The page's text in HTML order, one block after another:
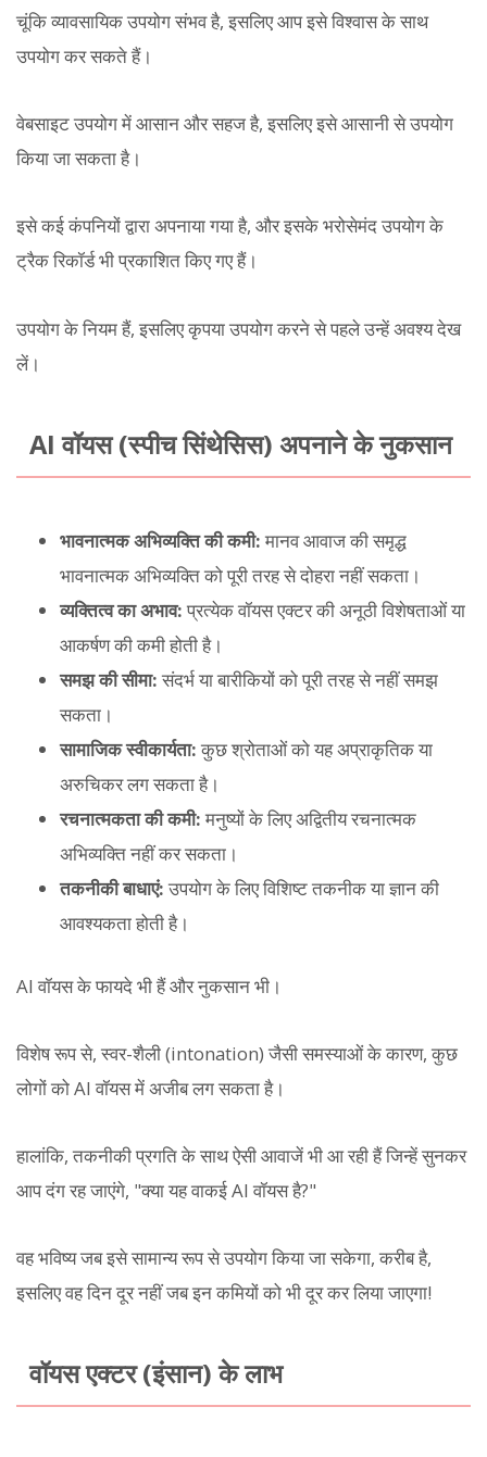
चूंकि व्यावसायिक उपयोग संभव है, इसलिए आप इसे विश्वास के साथ
उपयोग कर सकते हैं।
वेबसाइट उपयोग में आसान और सहज है, इसलिए इसे आसानी से उपयोग
किया जा सकता है।
इसे कई कंपनियों द्वारा अपनाया गया है, और इसके भरोसेमंद उपयोग के
ट्रैक रिकॉर्ड भी प्रकाशित किए गए हैं।
उपयोग के नियम हैं, इसलिए कृपया उपयोग करने से पहले उन्हें अवश्य देख
लें।
AI वॉयस (स्पीच सिंथेसिस) अपनाने के नुकसान
भावनात्मक अभिव्यक्ति की कमी:मानव आवाज की समृद्ध
भावनात्मक अभिव्यक्ति को पूरी तरह से दोहरा नहीं सकता।
व्यक्तित्व का अभाव:प्रत्येक वॉयस एक्टर की अनूठी विशेषताओं या
आकर्षण की कमी होती है।
समझ की सीमा:संदर्भ या बारीकियों को पूरी तरह से नहीं समझ
सकता।
सामाजिक स्वीकार्यता:कुछ श्रोताओं को यह अप्राकृतिक या
अरुचिकर लग सकता है।
रचनात्मकता की कमी:मनुष्यों के लिए अद्वितीय रचनात्मक
अभिव्यक्ति नहीं कर सकता।
तकनीकी बाधाएं:उपयोग के लिए विशिष्ट तकनीक या ज्ञान की
आवश्यकता होती है।
AI वॉयस के फायदे भी हैं और नुकसान भी।
विशेष रूप से, स्वर-शैली (intonation) जैसी समस्याओं के कारण, कुछ
लोगों को AI वॉयस में अजीब लग सकता है।
हालांकि, तकनीकी प्रगति के साथ ऐसी आवाजें भी आ रही हैं जिन्हें सुनकर
आप दंग रह जाएंगे, "क्या यह वाकई AI वॉयस है?"
वह भविष्य जब इसे सामान्य रूप से उपयोग किया जा सकेगा, करीब है,
इसलिए वह दिन दूर नहीं जब इन कमियों को भी दूर कर लिया जाएगा!
वॉयस एक्टर (इंसान) के लाभ